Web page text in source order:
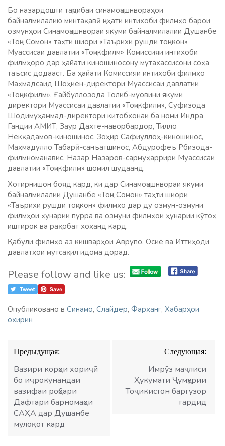
Бо назардошти таҷрибаи синамоҷашнвораҳои
байналмилалию минтақавӣ ҷиҳати интихоби филмҳо барои
озмунҳои Синамоҷашнвораи якуми байналмилалии Душанбе
«Тоҷи Сомон» таҳти шиори «Таърихи рушди тоҷикон»
Муассисаи давлатии «Тоҷикфилм» Комиссияи интихоби
филмҳоро дар ҳайати киношиносону мутахассисони соҳа
таъсис додааст. Ба ҳайати Комиссияи интихоби филмҳо
Маҳмадсаид Шоҳиён-директори Муассисаи давлатии
«Тоҷикфилм», Ғайбуллозода Толиб-муовини якуми
директори Муассисаи давлатии «Тоҷикфилм», Суфизода
Шодимуҳаммад-директори китобхонаи ба номи Индра
Гандии АМИТ, Заур Дахте-наворбардор, Тилло
Некқадамов-киношинос, Зоҳир Сафиуллоҳ-киношинос,
Маҳмадулло Табарӣ-санъатшинос, Абдурофеъ Рбизода-
филмноманавис, Назар Назаров-сармуҳаррири Муассисаи
давлатии «Тоҷикфилм» шомил шудаанд.
Хотирнишон бояд кард, ки дар Синамоҷашнвораи якуми
байналмилалии Душанбе «Тоҷи Сомон» таҳти шиори
«Таърихи рушди тоҷикон» филмҳо дар ду озмун-озмуни
филмҳои ҳунарии пурра ва озмуни филмҳои ҳунарии кӯтоҳ
иштирок ва рақобат хоҳанд кард.
Қабули филмҳо аз кишварҳои Аврупо, Осиё ва Иттиҳоди
давлатҳои мутсақил идома дорад.
Please follow and like us:
Опубликовано в Синамо, Слайдер, Фарҳанг, Хабарҳои
охирин
Навигация
по
записям
Предыдущая:
Вазири корҳои хориҷӣ
бо иҷрокунандаи
вазифаи роҳбари
Дафтари барномаҳои
САҲА дар Душанбе
мулоқот кард
Следующая:
Имрӯз маҷлиси
Ҳукумати Ҷумҳурии
Тоҷикистон баргузор
гардид